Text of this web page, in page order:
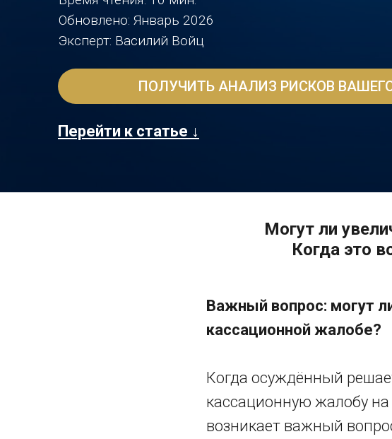
Обновлено: Январь 2026
Эксперт: Василий Войц
ПОЛУЧИТЬ АНАЛИЗ РИСКОВ
Перейти к статье ↓
Могут ли
Когда это
Важный вопрос: могут
кассационной жалобе?
Когда осуждённый
кассационную жалобу на
возникает важный